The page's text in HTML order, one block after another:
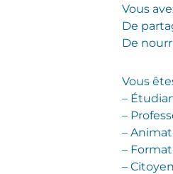
Vous
De
De
Vous
–
–
–
–
–